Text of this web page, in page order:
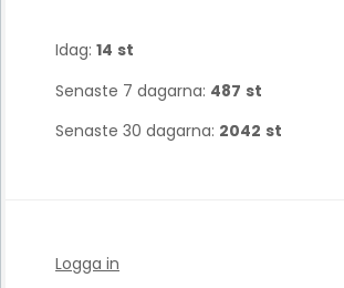
Idag: 14 st
Senaste 7 dagarna: 487 st
Senaste 30 dagarna: 2042 st
Logga in